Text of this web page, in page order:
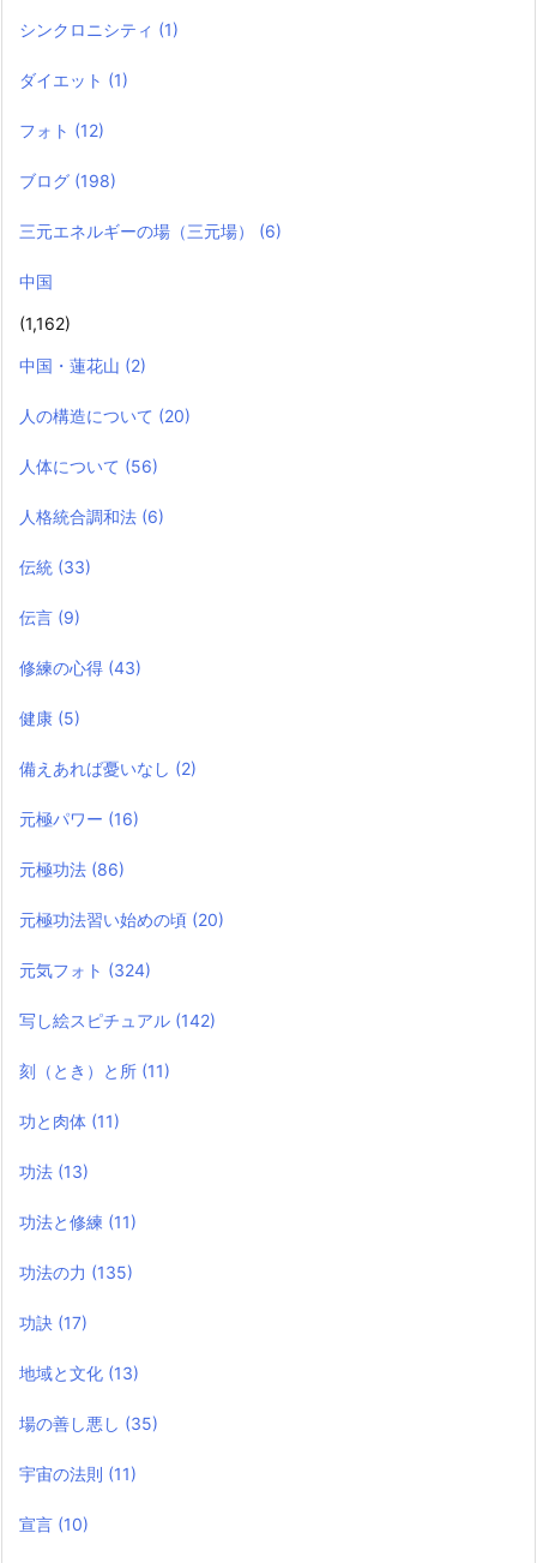
シンクロニシティ (1)
ダイエット (1)
フォト (12)
ブログ (198)
三元エネルギーの場（三元場） (6)
中国
(1,162)
中国・蓮花山 (2)
人の構造について (20)
人体について (56)
人格統合調和法 (6)
伝統 (33)
伝言 (9)
修練の心得 (43)
健康 (5)
備えあれば憂いなし (2)
元極パワー (16)
元極功法 (86)
元極功法習い始めの頃 (20)
元気フォト (324)
写し絵スピチュアル (142)
刻（とき）と所 (11)
功と肉体 (11)
功法 (13)
功法と修練 (11)
功法の力 (135)
功訣 (17)
地域と文化 (13)
場の善し悪し (35)
宇宙の法則 (11)
宣言 (10)